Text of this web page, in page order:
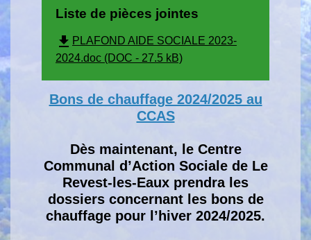
Liste de pièces jointes
file_download PLAFOND AIDE SOCIALE 2023-
2024.doc (DOC - 27.5 kB)
Bons de chauffage 2024/2025 au
CCAS
Dès maintenant, le Centre
Communal d’Action Sociale de Le
Revest-les-Eaux prendra les
dossiers concernant les bons de
chauffage pour l’hiver 2024/2025.